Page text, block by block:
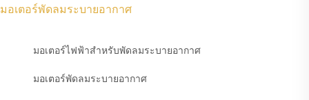
มอเตอร์พัดลมระบายอากาศ
มอเตอร์ไฟฟ้าสำหรับพัดลมระบายอากาศ
มอเตอร์พัดลมระบายอากาศ